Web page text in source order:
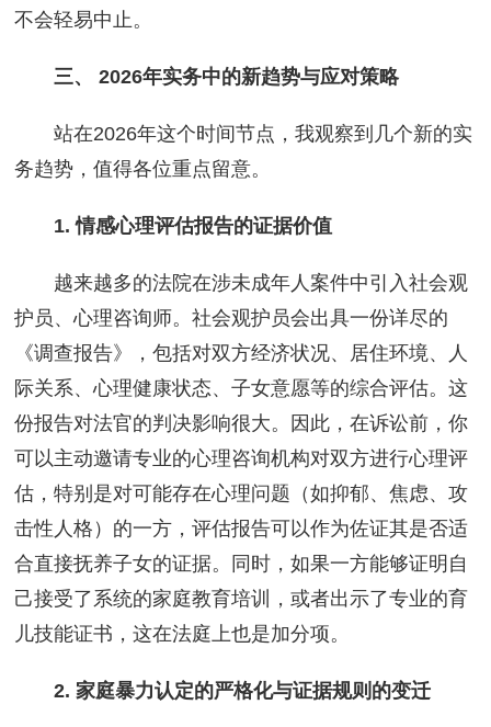
不会轻易中止。
三、 2026年实务中的新趋势与应对策略
站在2026年这个时间节点，我观察到几个新的实
务趋势，值得各位重点留意。
1. 情感心理评估报告的证据价值
越来越多的法院在涉未成年人案件中引入社会观
护员、心理咨询师。社会观护员会出具一份详尽的
《调查报告》，包括对双方经济状况、居住环境、人
际关系、心理健康状态、子女意愿等的综合评估。这
份报告对法官的判决影响很大。因此，在诉讼前，你
可以主动邀请专业的心理咨询机构对双方进行心理评
估，特别是对可能存在心理问题（如抑郁、焦虑、攻
击性人格）的一方，评估报告可以作为佐证其是否适
合直接抚养子女的证据。同时，如果一方能够证明自
己接受了系统的家庭教育培训，或者出示了专业的育
儿技能证书，这在法庭上也是加分项。
2. 家庭暴力认定的严格化与证据规则的变迁